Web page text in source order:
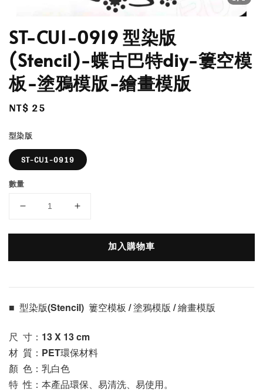
ST-CU1-0919 型染版
(Stencil)-蝶古巴特diy-簍空模
板-塗鴉模版-繪畫模版
Regular
NT$ 25
型染版
ST-CU1-0919
數量
加入購物車
■  型染版(Stencil)  簍空模板 / 塗鴉模版 / 繪畫模版
尺  寸：13 X 13 cm
材  質：PET環保材料
顏  色：乳白色
特  性：本產品環保、易清洗、易使用。